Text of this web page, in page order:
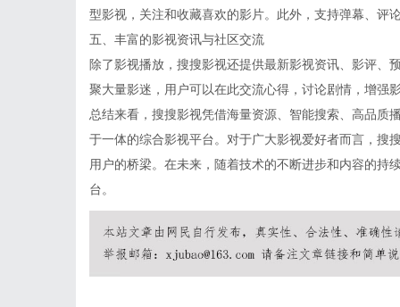
型影视，关注和收藏喜欢的影片。此外，支持弹幕、评
五、丰富的影视资讯与社区交流
除了影视播放，搜搜影视还提供最新影视资讯、影评、
聚大量影迷，用户可以在此交流心得，讨论剧情，增强
总结来看，搜搜影视凭借海量资源、智能搜索、高品质
于一体的综合影视平台。对于广大影视爱好者而言，搜
用户的桥梁。在未来，随着技术的不断进步和内容的持
台。